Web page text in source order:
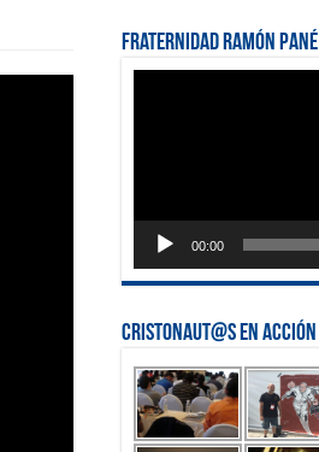
Fraternidad Ramón Pané
00:00
Cristonaut@s en Acción